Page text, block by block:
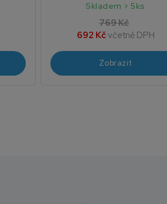
Skladem > 5ks
769 Kč
692 Kčvčetně DPH
Zobrazit